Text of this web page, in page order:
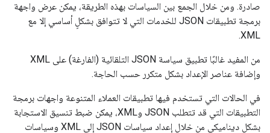
صادرة. ومن خلال الجمع بين السياسات بهذه الطريقة، يمكن عرض واجهة
برمجة تطبيقات JSON للخدمات التي لا تتوافق بشكلٍ أساسي إلا مع
XML.
من المفيد غالبًا تطبيق سياسة JSON التلقائية (الفارغة) على XML
وإضافة عناصر الإعداد بشكل متكرر حسب الحاجة.
في الحالات التي تستخدم فيها تطبيقات العملاء المتنوعة واجهات برمجة
التطبيقات التي قد تتطلب JSON وXML، يمكن ضبط تنسيق الاستجابة
بشكل ديناميكي من خلال إعداد سياسات JSON إلى XML وسياسات